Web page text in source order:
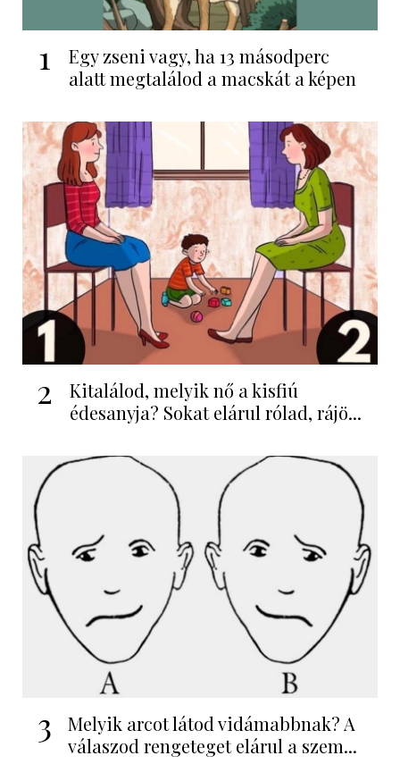
1
Egy zseni vagy, ha 13 másodperc
alatt megtalálod a macskát a képen
2
Kitalálod, melyik nő a kisfiú
édesanyja? Sokat elárul rólad, rájö...
3
Melyik arcot látod vidámabbnak? A
válaszod rengeteget elárul a szem...